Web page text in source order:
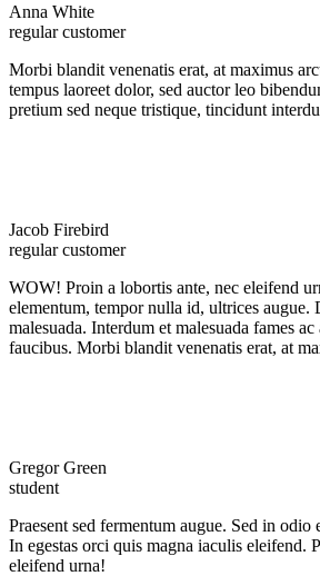
Anna White
regular customer
Morbi blandit venenatis erat, at maximus
tempus laoreet dolor, sed auctor leo
pretium sed neque tristique, tincidunt
Jacob Firebird
regular customer
WOW! Proin a lobortis ante, nec eleifend
elementum, tempor nulla id, ultrices augue.
malesuada. Interdum et malesuada fames
faucibus. Morbi blandit venenatis erat, at
Gregor Green
student
Praesent sed fermentum augue. Sed in odio
In egestas orci quis magna iaculis eleifend.
eleifend urna!